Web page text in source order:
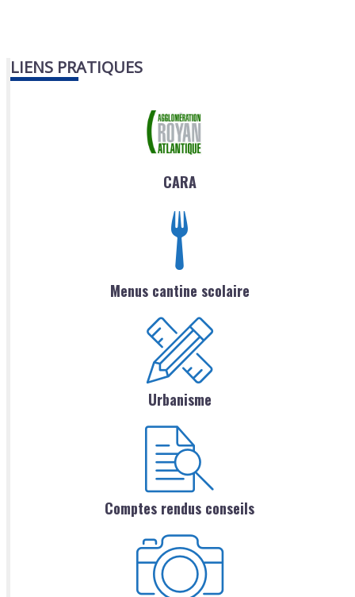
LIENS PRATIQUES
CARA
Menus cantine scolaire
Urbanisme
Comptes rendus conseils